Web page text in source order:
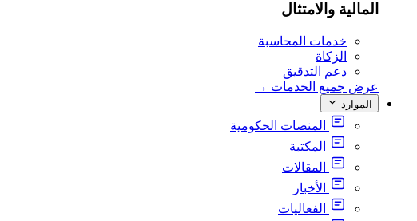
المالية والامتثال
خدمات المحاسبة
الزكاة
دعم التدقيق
عرض جميع الخدمات →
الموارد
المنصات الحكومية
المكتبة
المقالات
الأخبار
الفعاليات